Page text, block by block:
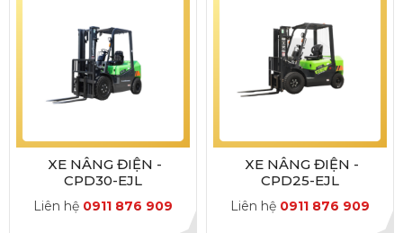
XE NÂNG ĐIỆN -
CPD30-EJL
Liên hệ 0911 876 909
XE NÂNG ĐIỆN -
CPD25-EJL
Liên hệ 0911 876 909